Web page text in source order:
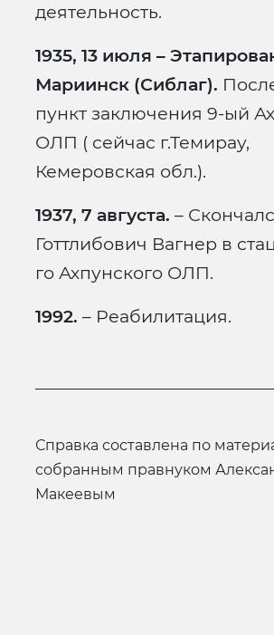
деятельность.
1935, 13 июля –
Мариинск (Сиблаг).
пункт заключения 9-ый
ОЛП ( сейчас г.Темирау,
Кемеровская обл.).
1937, 7 августа. –
Готтлибович Вагнер в
го Ахпунского ОЛП.
1992. – Реабилитация.
справка составлена по материалам,
собранным правнуком
Макеевым